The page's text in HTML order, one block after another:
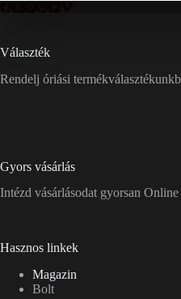
Választék
Rendelj óriási
Gyors vásárlás
Intézd vásárlásodat gyorsan
Hasznos linkek
Magazin
Bolt